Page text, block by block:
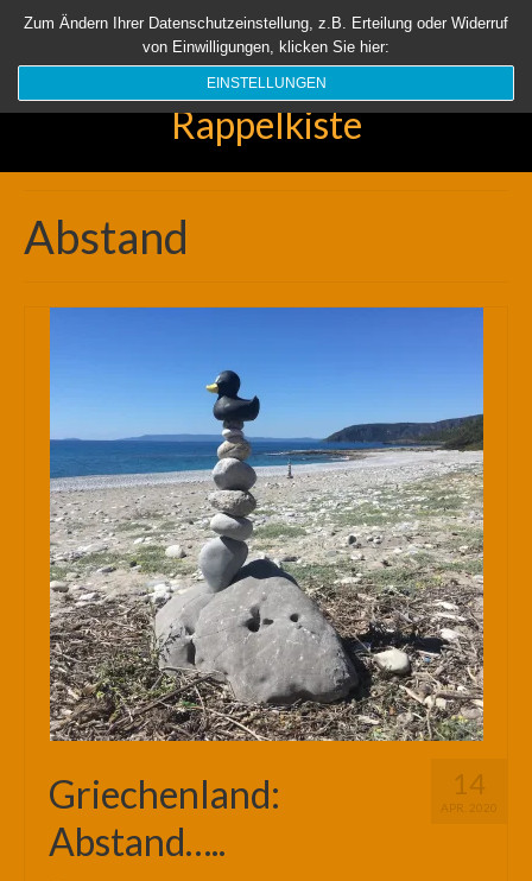
Startseite Aktuell Über uns Unsere Rappelkiste Länder
Suchen
Rappelkiste
Abstand
14
APR. 2020
Griechenland:
Abstand…..
Zum Ändern Ihrer Datenschutzeinstellung, z.B. Erteilung oder Widerruf
von Einwilligungen, klicken Sie hier:
EINSTELLUNGEN